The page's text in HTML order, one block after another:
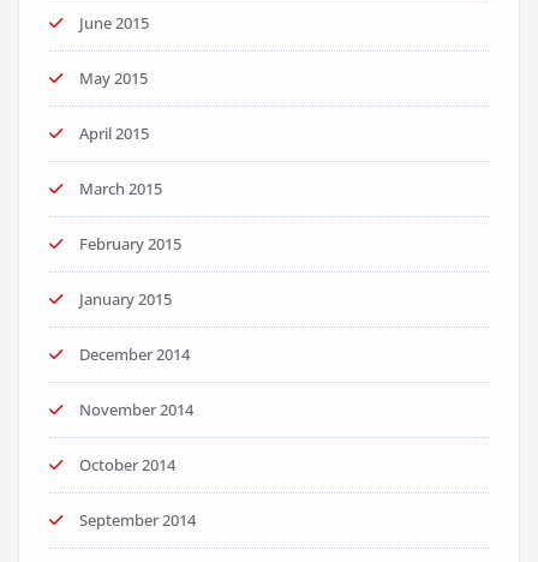
June 2015
May 2015
April 2015
March 2015
February 2015
January 2015
December 2014
November 2014
October 2014
September 2014